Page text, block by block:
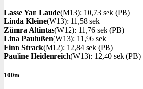
Lasse Yan Laude(M13): 10,73 sek (PB)
Linda Kleine(W13): 11,58 sek
Zümra Altintas(W12): 11,76 sek (PB)
Lina Paulußen(W13): 11,96 sek
Finn Strack(M12): 12,84 sek (PB)
Pauline Heidenreich(W13): 12,40 sek (PB)
100m